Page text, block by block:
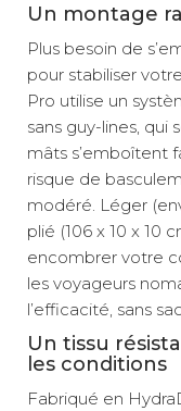
Un montage
Plus besoin de
pour stabiliser
Pro utilise un
sans guy-lines, qui
mâts s’emboîtent
risque de
modéré. Léger
plié (106 x 10 x 10
encombrer votre
les voyageurs
l’efficacité, sans
Un tissu
les conditions
Fabriqué en